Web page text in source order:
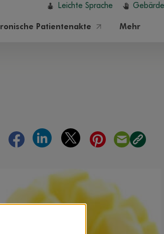
Leichte Sprache
Patientenakte Mehr